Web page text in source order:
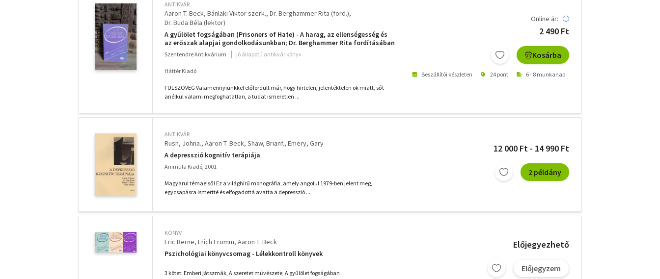
ANTIKVÁR
Aaron T. Beck Bánlaki Viktor szerk. Dr. Berghammer Rita (ford.)
Dr. Buda Béla (lektor)
A gyűlölet fogságában (Prisoners of Hate) - A harag, az ellenségesség és
az erőszak alapjai gondolkodásunkban; Dr. Berghammer Rita fordításában
Szentendre Antikvárium jó állapotú antikvár könyv
Háttér Kiadó
FÜLSZÖVEG Valamennyiünkkel előfordult már, hogy hirtelen, jelentéktelen ok miatt, sőt
anélkül valami megfoghatatlan, a tudat ismeretlen ...
Online ár:
2 490 Ft
Kosárba
Beszállítói készleten 24 pont 6 - 8 munkanap
ANTIKVÁR
Rush, Johna. Aaron T. Beck Shaw, Brianf. Emery, Gary
A depresszió kognitív terápiája
Animula Kiadó, 2001
Magyarul témaelső! Ez a világhírű monográfia, amely angolul 1979-ben jelent meg,
egycsapásra ismertté és elfogadottá avatta a depresszió ...
12 000 Ft - 14 990 Ft
2 példány
KÖNYV
Eric Berne Erich Fromm Aaron T. Beck
Pszichológiai könyvcsomag - Lélekkontroll könyvek
3 kötet: Emberi játszmák, A szeretet művészete, A gyűlölet fogságában
Előjegyezhető
Előjegyzem